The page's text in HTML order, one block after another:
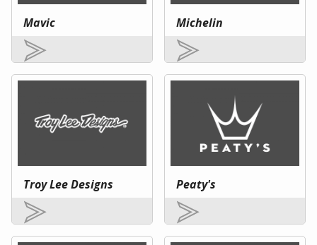
Mavic Michelin
Troy Lee Designs Peaty's